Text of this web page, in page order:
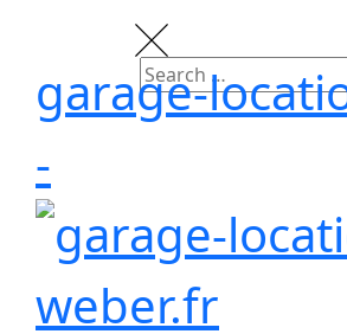
garage-
-